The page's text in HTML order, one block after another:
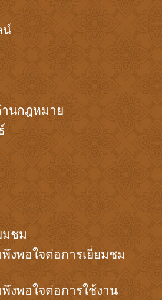
น์
นกฎหมาย
มชม
งพอใจต่อการเยี่ยมชม
งพอใจต่อการใช้งาน